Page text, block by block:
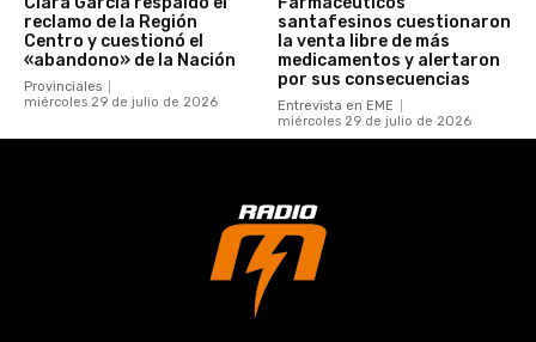
reclamo de la Región
Centro y cuestionó el
«abandono» de la Nación
Provinciales
miércoles 29 de julio de 2026
santafesinos cuestionaron
la venta libre de más
medicamentos y alertaron
por sus consecuencias
Entrevista en EME
miércoles 29 de julio de 2026